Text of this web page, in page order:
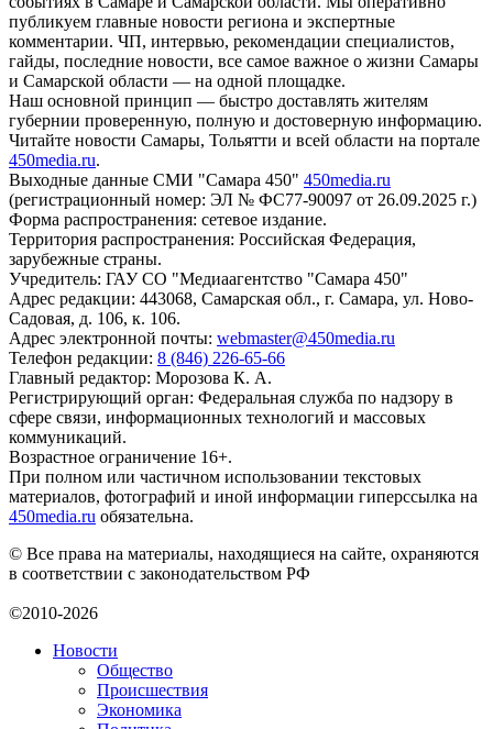
публикуем главные новости региона и экспертные
комментарии. ЧП, интервью, рекомендации специалистов,
гайды, последние новости, все самое важное о жизни Самары
и Самарской области — на одной площадке.
Наш основной принцип — быстро доставлять жителям
губернии проверенную, полную и достоверную информацию.
Читайте новости Самары, Тольятти и всей области на портале
450media.ru.
Выходные данные СМИ "Самара 450" 450media.ru
(регистрационный номер: ЭЛ № ФС77-90097 от 26.09.2025 г.)
Форма распространения: сетевое издание.
Территория распространения: Российская Федерация,
зарубежные страны.
Учредитель: ГАУ СО "Медиаагентство "Самара 450"
Адрес редакции: 443068, Самарская обл., г. Самара, ул. Ново-
Садовая, д. 106, к. 106.
Адрес электронной почты: webmaster@450media.ru
Телефон редакции: 8 (846) 226-65-66
Главный редактор: Морозова К. А.
Регистрирующий орган: Федеральная служба по надзору в
сфере связи, информационных технологий и массовых
коммуникаций.
Возрастное ограничение 16+.
При полном или частичном использовании текстовых
материалов, фотографий и иной информации гиперссылка на
450media.ru обязательна.
© Все права на материалы, находящиеся на сайте, охраняются
в соответствии с законодательством РФ
©2010-2026
Новости
Общество
Происшествия
Экономика